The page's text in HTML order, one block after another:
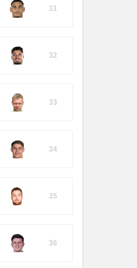
31
32
33
34
35
36